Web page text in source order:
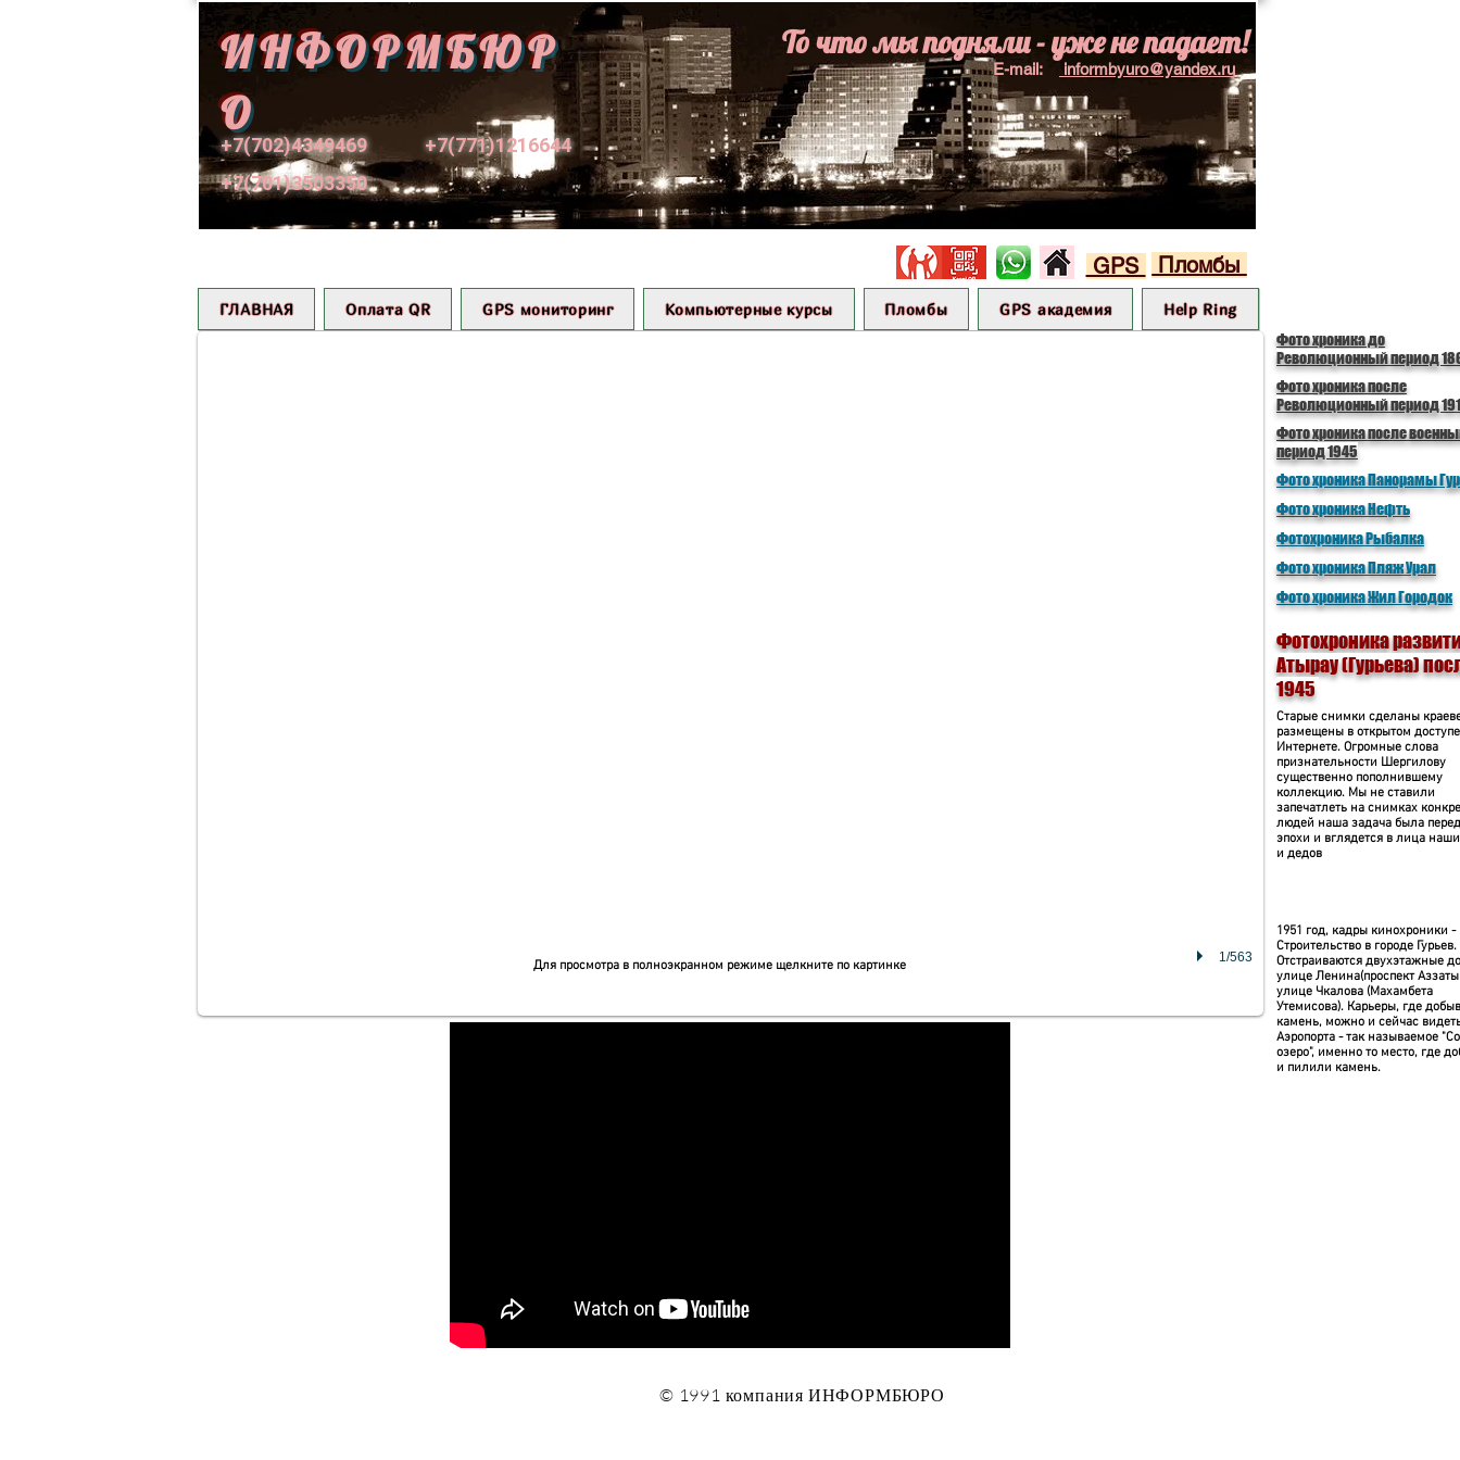
ИНФОРМБЮР
О
+7(701)3503350
E-mail: informbyuro@yandex.ru
То что мы подняли - уже не падает!
+7(702)4349469 +7(771)1216644
GPS Пломбы
ГЛАВНАЯ Оплата QR GPS мониторинг Компьютерные курсы Пломбы GPS академия Help Ring
1/563
Для просмотра в полноэкранном режиме щелкните по картинке
Фото хроника до
Революционный период
Фото хроника после
Революционный период
Фото хроника после
период 1945
Фото хроника Панорамы
Фото хроника Нефть
Фотохроника Рыбалка
Фото хроника Пляж Урал
Фото хроника Жил Городок
Фотохроника
Атырау (Гурьева)
1945
Старые снимки сделаны
размещены в открытом
Интернете. Огромные слова
признательности Шергилову
существенно пополнившему
коллекцию. Мы не ставили
запечатлеть на снимках
людей наша задача была
эпохи и вглядется в лица
и дедов
1951 год, кадры кинохроники -
Строительство в городе Гурьев.
Отстраиваются двухэтажные
улице Ленина(проспект
улице Чкалова (Махамбета
Утемисова). Карьеры, где
камень, можно и сейчас
Аэропорта - так называемое
озеро", именно то место, где
и пилили камень.
© 1991 компания ИНФОРМБЮРО